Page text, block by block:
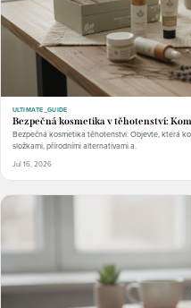
ULTIMATE_GUIDE
Bezpečná kosmetika v těhotenství:
Bezpečná kosmetika těhotenství: Objevte, která
složkami, přírodními alternativami a.
Jul 16, 2026